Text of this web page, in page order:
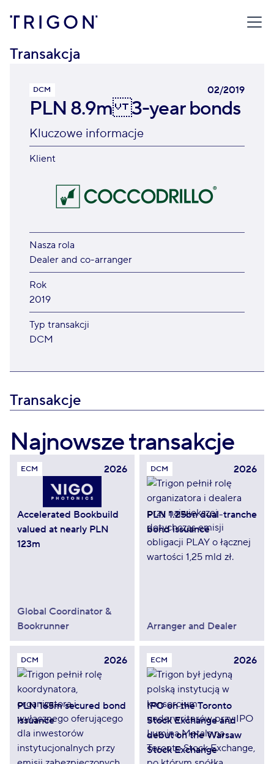
Transakcja
DCM 02/2019
PLN 8.9m 3-year bonds
Kluczowe informacje
Klient
Nasza rola
Dealer and co-arranger
Rok
2019
Typ transakcji
DCM
Transakcje
Najnowsze transakcje
ECM 2026
Accelerated Bookbuild
valued at nearly PLN
123m
Global Coordinator &
Bookrunner
DCM 2026
PLN 1.25bn dual-tranche
bond issuance
Arranger and Dealer
DCM 2026
PLN 165m secured bond
issuance
ECM 2026
IPO on the Toronto
Stock Exchange and
debut on the Warsaw
Stock Exchange